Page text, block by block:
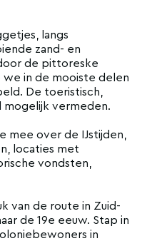
langs
zand- en
de pittoreske
in de mooiste delen
De toeristisch,
vermeden.
mee over de IJstijden,
locaties met
vondsten,
van de route in Zuid-
de 19e eeuw. Stap in
in